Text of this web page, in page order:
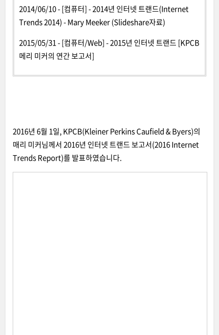
2014/06/10 - [컴퓨터] - 2014년 인터넷 트랜드(Internet
Trends 2014) - Mary Meeker (Slideshare자료)
2015/05/31 - [컴퓨터/Web] - 2015년 인터넷 트랜드 [KPCB
메리 미커의 연간 보고서]
2016년 6월 1일, KPCB(Kleiner Perkins Caufield & Byers)의
매리 미커님께서 2016년 인터넷 트랜드 보고서(2016 Internet
Trends Report)를 발표하였습니다.